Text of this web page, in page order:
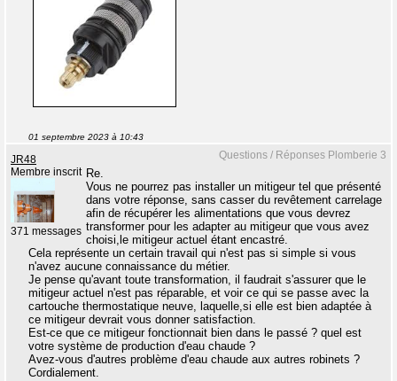
01 septembre 2023 à 10:43
Questions / Réponses Plomberie 3
JR48
Membre inscrit
371 messages
Re.
Vous ne pourrez pas installer un mitigeur tel que présenté
dans votre réponse, sans casser du revêtement carrelage
afin de récupérer les alimentations que vous devrez
transformer pour les adapter au mitigeur que vous avez
choisi,le mitigeur actuel étant encastré.
Cela représente un certain travail qui n'est pas si simple si vous
n'avez aucune connaissance du métier.
Je pense qu'avant toute transformation, il faudrait s'assurer que le
mitigeur actuel n'est pas réparable, et voir ce qui se passe avec la
cartouche thermostatique neuve, laquelle,si elle est bien adaptée à
ce mitigeur devrait vous donner satisfaction.
Est-ce que ce mitigeur fonctionnait bien dans le passé ? quel est
votre système de production d'eau chaude ?
Avez-vous d'autres problème d'eau chaude aux autres robinets ?
Cordialement.